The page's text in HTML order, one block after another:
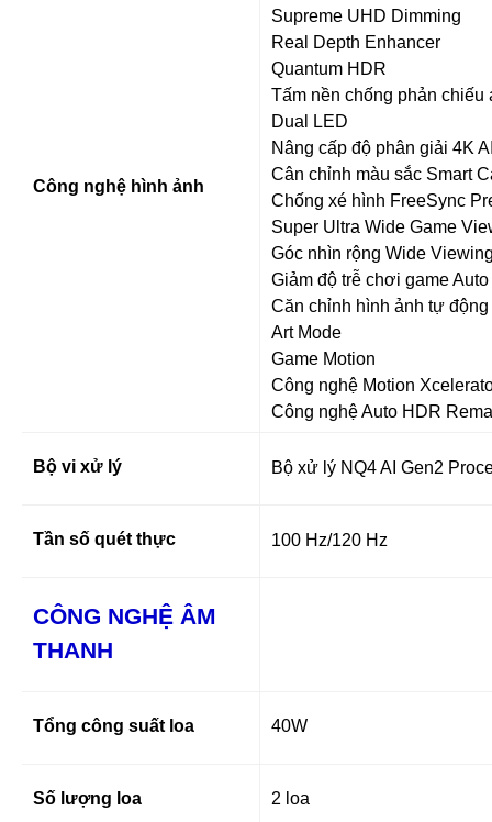
Công nghệ hình ảnh
Supreme UHD Dimming
Real Depth Enhancer
Quantum HDR
Tấm nền chống phản chiếu
Dual LED
Nâng cấp độ phân giải 4K
Cân chỉnh màu sắc Smart
Chống xé hình FreeSync
Super Ultra Wide Game
Góc nhìn rộng Wide
Giảm độ trễ chơi game
Căn chỉnh hình ảnh tự
Art Mode
Game Motion
Công nghệ Motion
Công nghệ Auto HDR
Bộ vi xử lý Bộ xử lý NQ4 AI Gen2
Tần số quét thực 100 Hz/120 Hz
CÔNG NGHỆ ÂM
THANH
Tổng công suất loa 40W
Số lượng loa 2 loa